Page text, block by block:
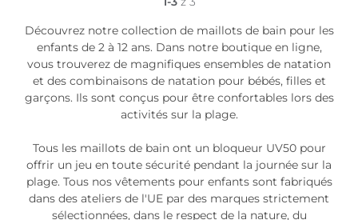
Découvrez notre collection de maillots de bain pour les
enfants de 2 à 12 ans. Dans notre boutique en ligne,
vous trouverez de magnifiques ensembles de natation
et des combinaisons de natation pour bébés, filles et
garçons. Ils sont conçus pour être confortables lors des
activités sur la plage.
Tous les maillots de bain ont un bloqueur UV50 pour
offrir un jeu en toute sécurité pendant la journée sur la
plage. Tous nos vêtements pour enfants sont fabriqués
dans des ateliers de l'UE par des marques strictement
sélectionnées, dans le respect de la nature, du